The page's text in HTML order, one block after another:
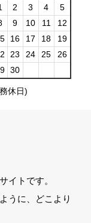
2 3 4
5
9 10 11
12
16 17 18
19
23 24 25
26
30
休日)
イトです。
うに、どこより